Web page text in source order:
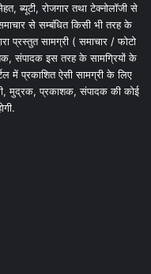
ब्यूटी, रोजगार तथा टेक्नोलॉजी से
से सम्बंधित किसी भी तरह के
प्रस्तुत सामग्री ( समाचार / फोटो
संपादक इस तरह के सामग्रियों के
में प्रकाशित ऐसी सामग्री के लिए
मुद्रक, प्रकाशक, संपादक की कोई